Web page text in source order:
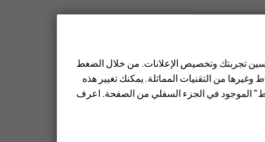
تجربتك وتخصيص الإعلانات. من خلال الضغط
من التقنيات المماثلة. يمكنك تغيير هذه
الموجود في الجزء السفلي من الصفحة. اعرف